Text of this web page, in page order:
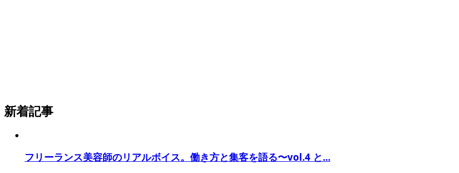
新着記事
フリーランス美容師のリアルボイス。働き方と集客を語る〜vol.4 と...